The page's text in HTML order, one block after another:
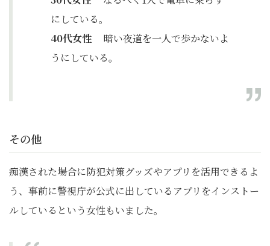
にしている。
40代女性 暗い夜道を一人で歩かないよ
うにしている。
その他
痴漢された場合に防犯対策グッズやアプリを活用できるよ
う、事前に警視庁が公式に出しているアプリをインストー
ルしているという女性もいました。